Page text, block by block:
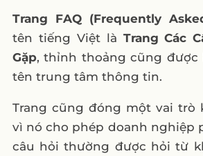
Trang FAQ (Frequently
tên tiếng Việt là Trang Các
Gặp, thỉnh thoảng cũng được
tên trung tâm thông tin.
Trang cũng đóng một vai trò
vì nó cho phép doanh nghiệp
câu hỏi thường được hỏi từ